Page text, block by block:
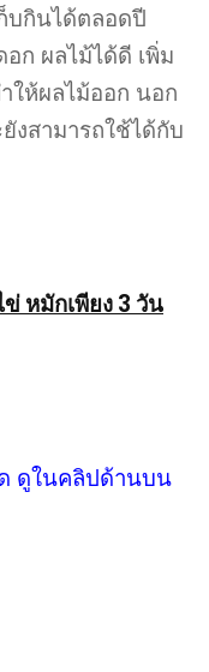
บกินได้ตลอดปี
ก ผลไม้ได้ดี เพิ่ม
ให้ผลไม้ออก นอก
งสามารถใช้ได้กับ
หมักเพียง 3 วัน
ดูในคลิปด้านบน